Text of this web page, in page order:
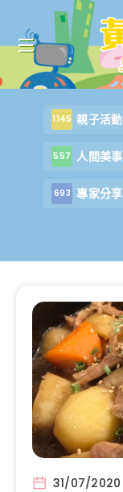
1145 親子活動
557 人間美事
693 專家分享
31/07/2020